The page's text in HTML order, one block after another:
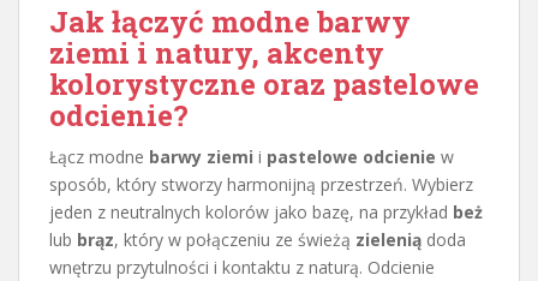
Jak łączyć modne barwy
ziemi i natury, akcenty
kolorystyczne oraz pastelowe
odcienie?
Łącz modne barwy ziemi i pastelowe odcienie w
sposób, który stworzy harmonijną przestrzeń. Wybierz
jeden z neutralnych kolorów jako bazę, na przykład beż
lub brąz, który w połączeniu ze świeżą zielenią doda
wnętrzu przytulności i kontaktu z naturą. Odcienie